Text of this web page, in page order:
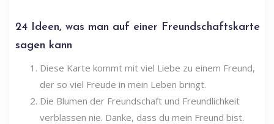
24 Ideen, was man auf einer Freundschaftskarte
sagen kann
Diese Karte kommt mit viel Liebe zu einem Freund,
der so viel Freude in mein Leben bringt.
Die Blumen der Freundschaft und Freundlichkeit
verblassen nie. Danke, dass du mein Freund bist.